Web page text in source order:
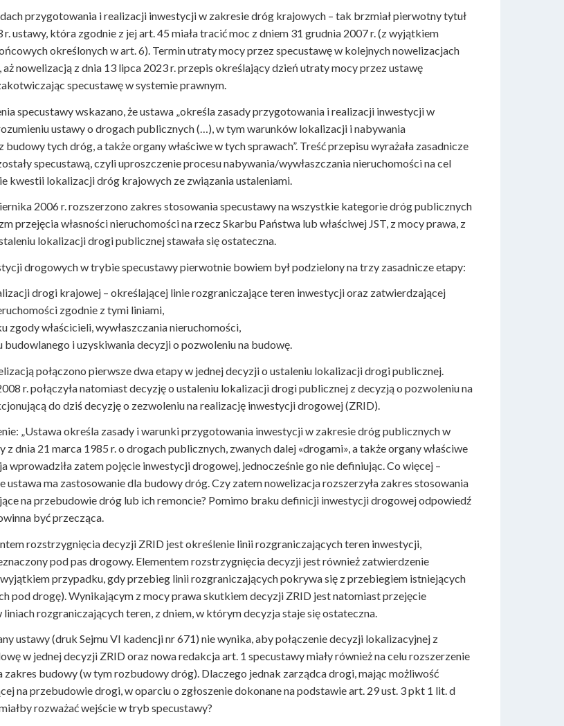
przygotowania i realizacji inwestycji w zakresie dróg krajowych – tak brzmiał pierwotny tytuł
ustawy, która zgodnie z jej art. 45 miała tracić moc z dniem 31 grudnia 2007 r. (z wyjątkiem
określonych w art. 6). Termin utraty mocy przez specustawę w kolejnych nowelizacjach
nowelizacją z dnia 13 lipca 2023 r. przepis określający dzień utraty mocy przez ustawę
specustawę w systemie prawnym.
specustawy wskazano, że ustawa „określa zasady przygotowania i realizacji inwestycji w
ustawy o drogach publicznych (…), w tym warunków lokalizacji i nabywania
tych dróg, a także organy właściwe w tych sprawach”. Treść przepisu wyrażała zasadnicze
specustawą, czyli uproszczenie procesu nabywania/wywłaszczania nieruchomości na cel
kwestii lokalizacji dróg krajowych ze związania ustaleniami.
2006 r. rozszerzono zakres stosowania specustawy na wszystkie kategorie dróg publicznych
przejęcia własności nieruchomości na rzecz Skarbu Państwa lub właściwej JST, z mocy prawa, z
lokalizacji drogi publicznej stawała się ostateczna.
drogowych w trybie specustawy pierwotnie bowiem był podzielony na trzy zasadnicze etapy:
drogi krajowej – określającej linie rozgraniczające teren inwestycji oraz zatwierdzającej
zgodnie z tymi liniami,
zgody właścicieli, wywłaszczania nieruchomości,
i uzyskiwania decyzji o pozwoleniu na budowę.
połączono pierwsze dwa etapy w jednej decyzji o ustaleniu lokalizacji drogi publicznej.
r. połączyła natomiast decyzję o ustaleniu lokalizacji drogi publicznej z decyzją o pozwoleniu na
do dziś decyzję o zezwoleniu na realizację inwestycji drogowej (ZRID).
„Ustawa określa zasady i warunki przygotowania inwestycji w zakresie dróg publicznych w
dnia 21 marca 1985 r. o drogach publicznych, zwanych dalej «drogami», a także organy właściwe
wprowadziła zatem pojęcie inwestycji drogowej, jednocześnie go nie definiując. Co więcej –
ustawa ma zastosowanie dla budowy dróg. Czy zatem nowelizacja rozszerzyła zakres stosowania
na przebudowie dróg lub ich remoncie? Pomimo braku definicji inwestycji drogowej odpowiedź
być przecząca.
rozstrzygnięcia decyzji ZRID jest określenie linii rozgraniczających teren inwestycji,
pod pas drogowy. Elementem rozstrzygnięcia decyzji jest również zatwierdzenie
przypadku, gdy przebieg linii rozgraniczających pokrywa się z przebiegiem istniejących
pod drogę). Wynikającym z mocy prawa skutkiem decyzji ZRID jest natomiast przejęcie
rozgraniczających teren, z dniem, w którym decyzja staje się ostateczna.
ustawy (druk Sejmu VI kadencji nr 671) nie wynika, aby połączenie decyzji lokalizacyjnej z
w jednej decyzji ZRID oraz nowa redakcja art. 1 specustawy miały również na celu rozszerzenie
zakres budowy (w tym rozbudowy dróg). Dlaczego jednak zarządca drogi, mając możliwość
na przebudowie drogi, w oparciu o zgłoszenie dokonane na podstawie art. 29 ust. 3 pkt 1 lit. d
rozważać wejście w tryb specustawy?